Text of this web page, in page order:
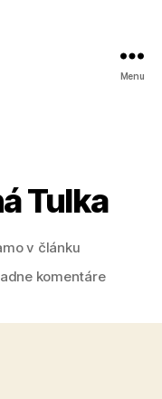
Menu
Tulka
v článku
komentárena